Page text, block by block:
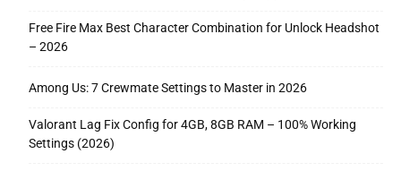
Free Fire Max Best Character Combination for Unlock Headshot
– 2026
Among Us: 7 Crewmate Settings to Master in 2026
Valorant Lag Fix Config for 4GB, 8GB RAM – 100% Working
Settings (2026)